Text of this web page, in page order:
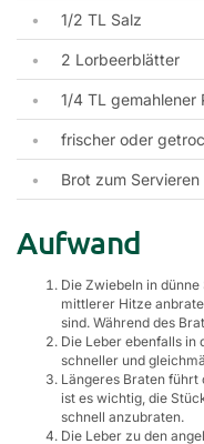
1/2 TL Salz
2 Lorbeerblätter
1/4 TL gemahlener
frischer oder
Brot zum Servieren
Aufwand
Die Zwiebeln in
mittlerer Hitze
sind. Während des
Die Leber ebenfalls in
schneller und
Längeres Braten
ist es wichtig, die
schnell anzubraten.
Die Leber zu den